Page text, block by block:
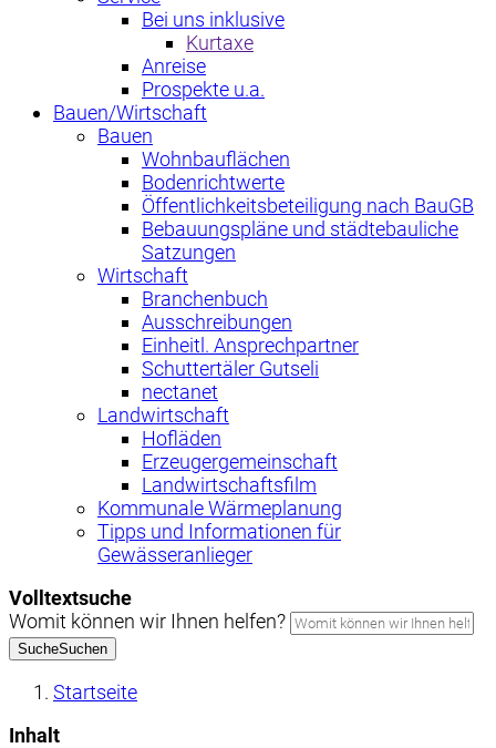
Bei uns inklusive
Kurtaxe
Anreise
Prospekte u.a.
Bauen/Wirtschaft
Bauen
Wohnbauflächen
Bodenrichtwerte
Öffentlichkeitsbeteiligung nach BauGB
Bebauungspläne und städtebauliche
Satzungen
Wirtschaft
Branchenbuch
Ausschreibungen
Einheitl. Ansprechpartner
Schuttertäler Gutseli
nectanet
Landwirtschaft
Hofläden
Erzeugergemeinschaft
Landwirtschaftsfilm
Kommunale Wärmeplanung
Tipps und Informationen für
Gewässeranlieger
Volltextsuche
Womit können wir Ihnen helfen?
SucheSuchen
Startseite
Inhalt